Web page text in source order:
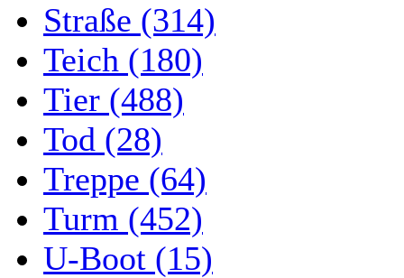
Straße (314)
Teich (180)
Tier (488)
Tod (28)
Treppe (64)
Turm (452)
U-Boot (15)